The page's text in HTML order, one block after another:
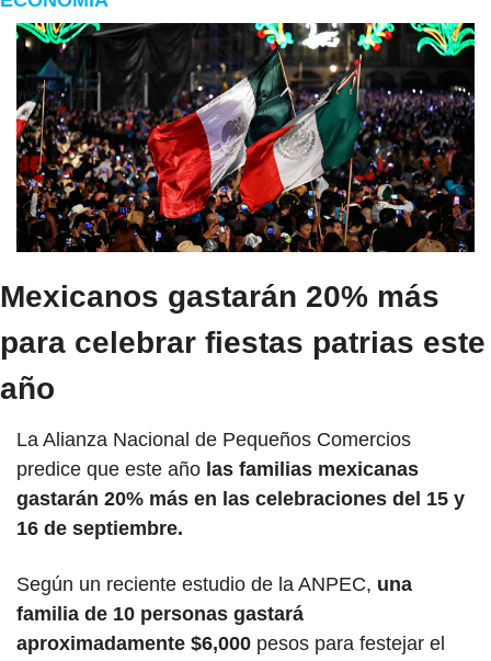
Mexicanos gastarán 20% más
para celebrar fiestas patrias este
año
La Alianza Nacional de Pequeños Comercios
predice que este año las familias mexicanas
gastarán 20% más en las celebraciones del 15 y
16 de septiembre.
Según un reciente estudio de la ANPEC, una
familia de 10 personas gastará
aproximadamente $6,000 pesos para festejar el